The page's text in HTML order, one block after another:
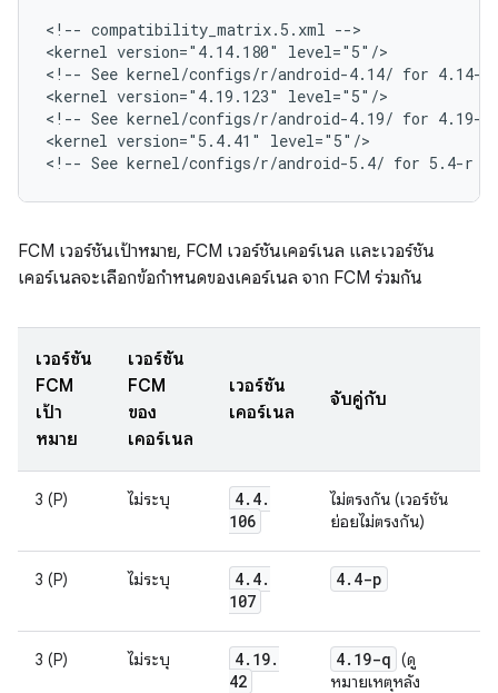
< !-- compatibility_matrix.5.xml -->
<kernel version="4.14.180" level="5"/>
< !-- See kernel/configs/r/android-4.14/ for 4.14-r
<kernel version="4.19.123" level="5"/>
< !-- See kernel/configs/r/android-4.19/ for 4.19-r
<kernel version="5.4.41" level="5"/>
< !-- See kernel/configs/r/android-5.4/ for 5.4-r
FCM เวอร์ชันเป้าหมาย, FCM เวอร์ชันเคอร์เนล และเวอร์ชัน
เคอร์เนลจะเลือกข้อกำหนดของเคอร์เนล จาก FCM ร่วมกัน
เวอร์ชัน
FCM
เป้า
หมาย
เวอร์ชัน
FCM
ของ
เคอร์เนล
เวอร์ชัน
เคอร์เนล
จับคู่กับ
3 (P) ไม่ระบุ 4. 4.
106
ไม่ตรงกัน (เวอร์ชัน
ย่อยไม่ตรงกัน)
3 (P) ไม่ระบุ 4. 4.
107
4. 4-p
3 (P) ไม่ระบุ 4. 19.
42
4. 19-q (ดู
หมายเหตุหลัง